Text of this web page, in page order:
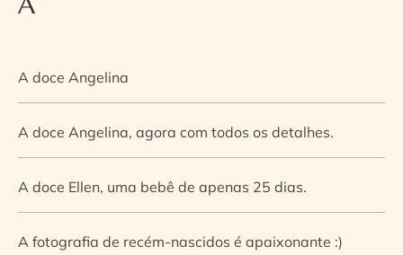
A doce Angelina
A doce Angelina, agora com todos os detalhes.
A doce Ellen, uma bebê de apenas 25 dias.
A fotografia de recém-nascidos é apaixonante :)